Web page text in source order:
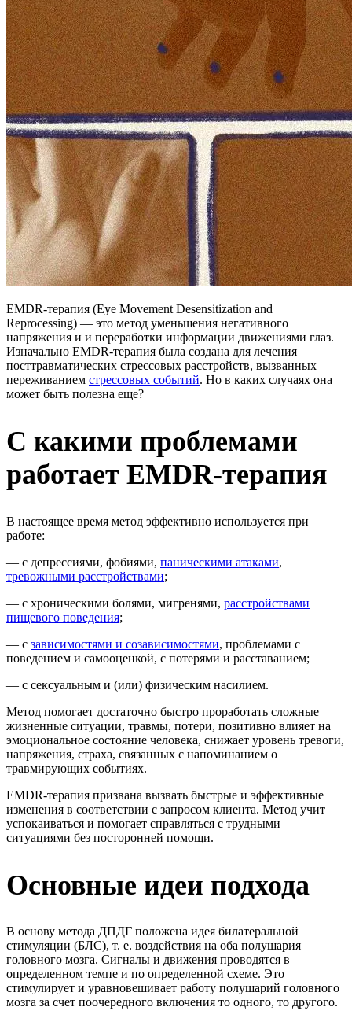
EMDR-терапия (Eye Movement Desensitization and
Reprocessing) — это метод уменьшения негативного
напряжения и и переработки информации движениями глаз.
Изначально EMDR-терапия была создана для лечения
посттравматических стрессовых расстройств, вызванных
переживанием стрессовых событий. Но в каких случаях она
может быть полезна еще?
С какими проблемами
работает EMDR-терапия
В настоящее время метод эффективно используется при
работе:
— с депрессиями, фобиями, паническими атаками,
тревожными расстройствами;
— с хроническими болями, мигренями, расстройствами
пищевого поведения;
— с зависимостями и созависимостями, проблемами с
поведением и самооценкой, с потерями и расставанием;
— с сексуальным и (или) физическим насилием.
Метод помогает достаточно быстро проработать сложные
жизненные ситуации, травмы, потери, позитивно влияет на
эмоциональное состояние человека, снижает уровень тревоги,
напряжения, страха, связанных с напоминанием о
травмирующих событиях.
EMDR-терапия призвана вызвать быстрые и эффективные
изменения в соответствии с запросом клиента. Метод учит
успокаиваться и помогает справляться с трудными
ситуациями без посторонней помощи.
Основные идеи подхода
В основу метода ДПДГ положена идея билатеральной
стимуляции (БЛС), т. е. воздействия на оба полушария
головного мозга. Сигналы и движения проводятся в
определенном темпе и по определенной схеме. Это
стимулирует и уравновешивает работу полушарий головного
мозга за счет поочередного включения то одного, то другого.